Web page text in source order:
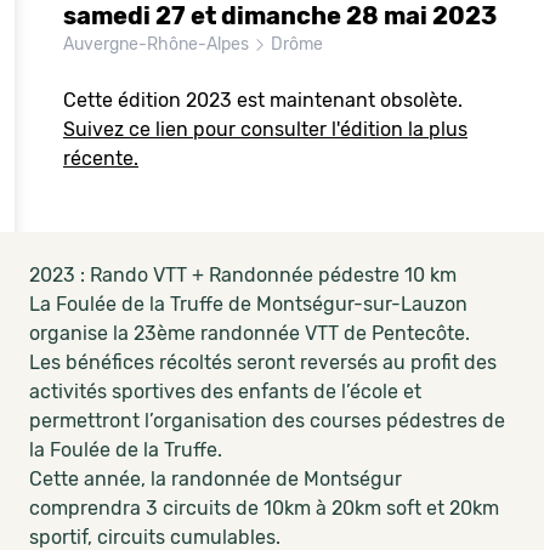
samedi 27 et dimanche 28 mai 2023
Auvergne-Rhône-Alpes Drôme
Cette édition 2023 est maintenant obsolète.
Suivez ce lien pour consulter l'édition la plus
récente.
2023 : Rando VTT + Randonnée pédestre 10 km
La Foulée de la Truffe de Montségur-sur-Lauzon
organise la 23ème randonnée VTT de Pentecôte.
Les bénéfices récoltés seront reversés au profit des
activités sportives des enfants de l’école et
permettront l’organisation des courses pédestres de
la Foulée de la Truffe.
Cette année, la randonnée de Montségur
comprendra 3 circuits de 10km à 20km soft et 20km
sportif, circuits cumulables.